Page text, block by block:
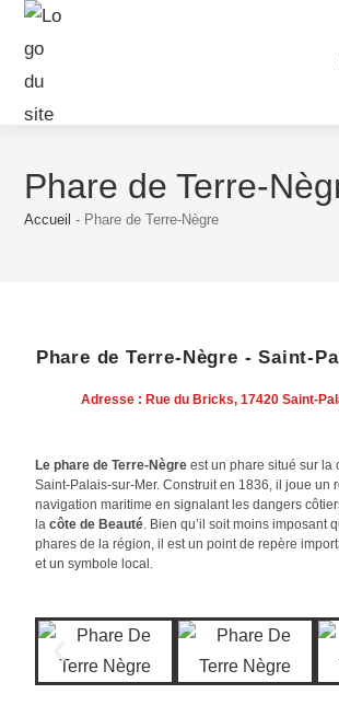
Phare de Terre-
Accueil - Phare de Terre-Nègre
Phare de Terre-Nègre - Saint-
Adresse: Rue du Bricks, 17420 Saint-
Le phare de Terre-Nègre est un phare situé sur la
Saint-Palais-sur-Mer. Construit en 1836, il joue un
navigation maritime en signalant les dangers
lacôte de Beauté. Bien qu’il soit moins imposant
phares de la région, il est un point de repère
et un symbole local.